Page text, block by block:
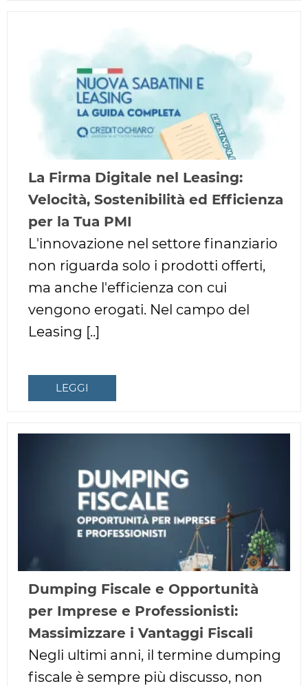
La Firma Digitale nel Leasing:
Velocità, Sostenibilità ed Efficienza
per la Tua PMI
L'innovazione nel settore finanziario
non riguarda solo i prodotti offerti,
ma anche l'efficienza con cui
vengono erogati. Nel campo del
Leasing [..]
LEGGI
Dumping Fiscale e Opportunità
per Imprese e Professionisti:
Massimizzare i Vantaggi Fiscali
Negli ultimi anni, il termine dumping
fiscale è sempre più discusso, non